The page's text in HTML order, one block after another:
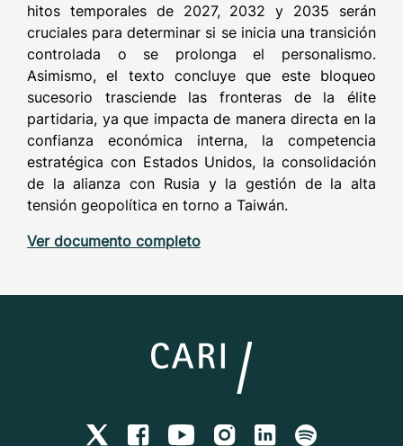
hitos temporales de 2027, 2032 y 2035 serán
cruciales para determinar si se inicia una transición
controlada o se prolonga el personalismo.
Asimismo, el texto concluye que este bloqueo
sucesorio trasciende las fronteras de la élite
partidaria, ya que impacta de manera directa en la
confianza económica interna, la competencia
estratégica con Estados Unidos, la consolidación
de la alianza con Rusia y la gestión de la alta
tensión geopolítica en torno a Taiwán.
Ver documento completo